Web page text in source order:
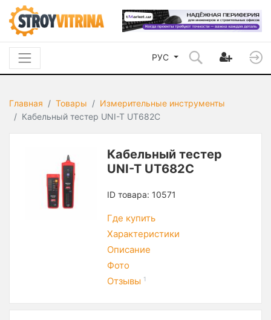
РУС
Главная Товары
Измерительные инструменты
Кабельный тестер UNI-T UT682C
Кабельный тестер
UNI-T UT682C
ID товара: 10571
Где купить
Характеристики
Описание
Фото
Отзывы 1